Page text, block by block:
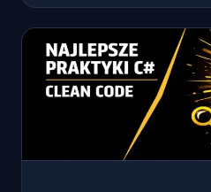
OD ZERA DO .NET